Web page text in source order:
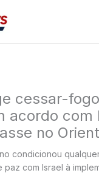
cessar-
acordo com
no
condicionou
com Israel à